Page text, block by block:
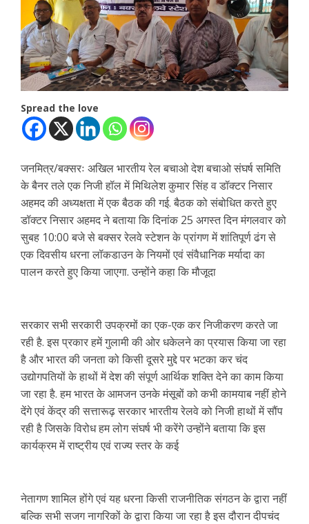
Spread the love
जनमित्र/बक्सरः अखिल भारतीय रेल बचाओ देश बचाओ संघर्ष समिति
के बैनर तले एक निजी हॉल में मिथिलेश कुमार सिंह व डॉक्टर निसार
अहमद की अध्यक्षता में एक बैठक की गई. बैठक को संबोधित करते हुए
डॉक्टर निसार अहमद ने बताया कि दिनांक 25 अगस्त दिन मंगलवार को
सुबह 10:00 बजे से बक्सर रेलवे स्टेशन के प्रांगण में शांतिपूर्ण ढंग से
एक दिवसीय धरना लॉकडाउन के नियमों एवं संवैधानिक मर्यादा का
पालन करते हुए किया जाएगा. उन्होंने कहा कि मौजूदा
सरकार सभी सरकारी उपक्रमों का एक-एक कर निजीकरण करते जा
रही है. इस प्रकार हमें गुलामी की ओर धकेलने का प्रयास किया जा रहा
है और भारत की जनता को किसी दूसरे मुद्दे पर भटका कर चंद
उद्योगपतियों के हाथों में देश की संपूर्ण आर्थिक शक्ति देने का काम किया
जा रहा है. हम भारत के आमजन उनके मंसूबों को कभी कामयाब नहीं होने
देंगे एवं केंद्र की सत्तारूढ़ सरकार भारतीय रेलवे को निजी हाथों में सौंप
रही है जिसके विरोध हम लोग संघर्ष भी करेंगे उन्होंने बताया कि इस
कार्यक्रम में राष्ट्रीय एवं राज्य स्तर के कई
नेतागण शामिल होंगे एवं यह धरना किसी राजनीतिक संगठन के द्वारा नहीं
बल्कि सभी सजग नागरिकों के द्वारा किया जा रहा है इस दौरान दीपचंद